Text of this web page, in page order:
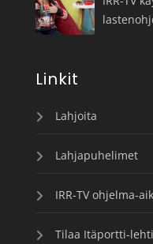
Linkit
Lahjoita
Lahjapuhelimet
IRR-TV ohjelma-
Tilaa Itäportti-lehti